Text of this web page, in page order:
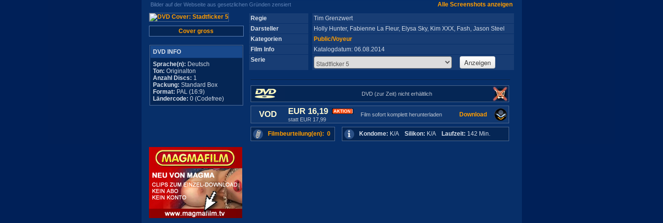
Bilder auf der Webseite aus gesetzlichen Gründen zensiert Alle Screenshots anzeigen
Cover gross
DVD INFO
Sprache(n): Deutsch
Ton: Originalton
Anzahl Discs: 1
Packung: Standard Box
Format: PAL (16:9)
Ländercode: 0 (Codefree)
Regie
Tim Grenzwert
Darsteller
Holly Hunter, Fabienne La Fleur, Elysa Sky, Kim XXX, Fash, Jason Steel
Kategorien
Public/Voyeur
Film Info
Katalogdatum: 06.08.2014
Serie
Anzeigen
DVD (zur Zeit) nicht erhältlich
VOD EUR 16,19
statt EUR 17,99
Film sofort komplett herunterladen Download
Filmbeurteilung(en): 0 Kondome: K/A Silikon: K/A Laufzeit: 142 Min.